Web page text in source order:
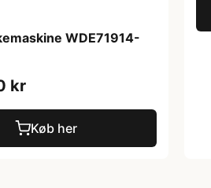
WDE71914-
kr
Køb her